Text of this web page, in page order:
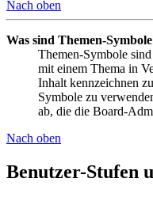
Nach oben
Was sind Themen-
Themen-Symbole
mit einem Thema in
Inhalt kennzeichnen
Symbole zu
ab, die die Board-
Nach oben
Benutzer-Stufen